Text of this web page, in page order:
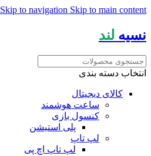
Skip to navigation Skip to main content
نسیه لند
انتخاب دسته بندی
کالای دیجیتال
ساعت هوشمند
کنسول بازی
پلی استیشن
لپ تاپ
لپ تاپ اچ پی